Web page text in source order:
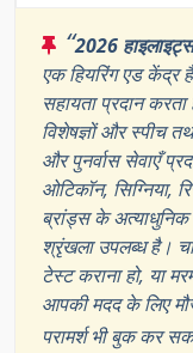
“2026
एक हियरिंग एड केंद्र
सहायता प्रदान
विशेषज्ञों और स्पीच
और पुनर्वास सेवाएँ
ओटिकॉन, सिग्निया,
ब्रांड्स के अत्याधुनिक
श्रृंखला उपलब्ध है।
टेस्ट कराना हो, या
आपकी मदद के लिए
परामर्श भी बुक कर